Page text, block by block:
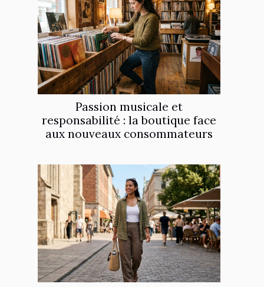
Passion musicale et
responsabilité : la boutique face
aux nouveaux consommateurs